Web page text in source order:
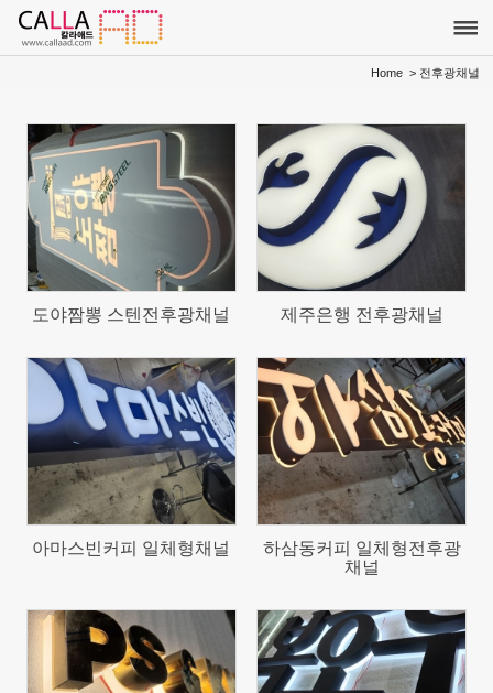
Home > 전후광채널
189
도야짬뽕 스텐전후광채널
185
제주은행 전후광채널
216
아마스빈커피 일체형채널
232
하삼동커피 일체형전후광
채널
205 204